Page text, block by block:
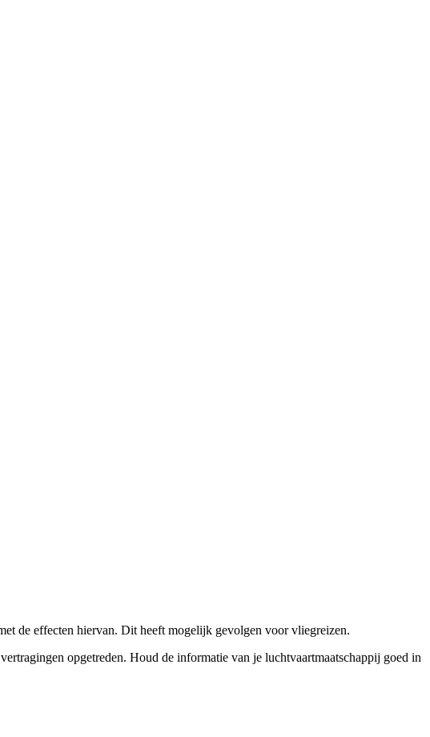
de effecten hiervan. Dit heeft mogelijk gevolgen voor vliegreizen.
opgetreden. Houd de informatie van je luchtvaartmaatschappij goed in